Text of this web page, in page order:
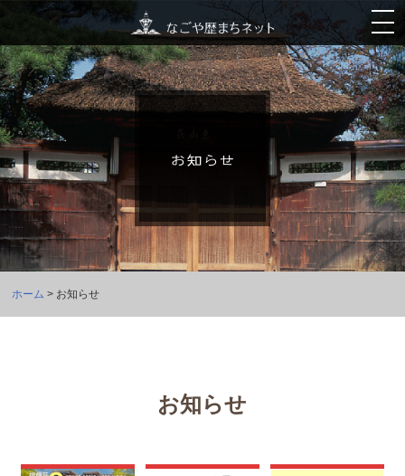
ホーム > お知らせ
お知らせ